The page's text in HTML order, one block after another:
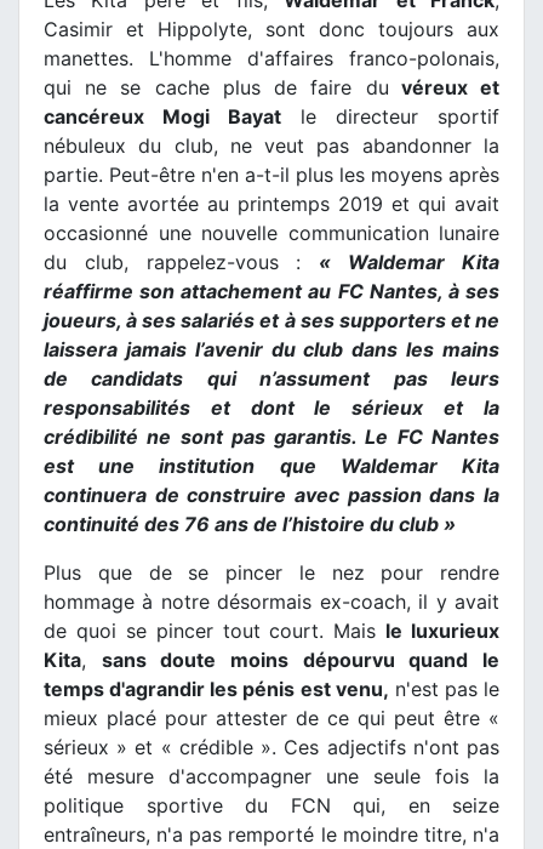
Casimir et Hippolyte, sont donc toujours aux
manettes. L'homme d'affaires franco-polonais,
qui ne se cache plus de faire du véreux et
cancéreux Mogi Bayat le directeur sportif
nébuleux du club, ne veut pas abandonner la
partie. Peut-être n'en a-t-il plus les moyens après
la vente avortée au printemps 2019 et qui avait
occasionné une nouvelle communication lunaire
du club, rappelez-vous : « Waldemar Kita
réaffirme son attachement au FC Nantes, à ses
joueurs, à ses salariés et à ses supporters et ne
laissera jamais l’avenir du club dans les mains
de candidats qui n’assument pas leurs
responsabilités et dont le sérieux et la
crédibilité ne sont pas garantis. Le FC Nantes
est une institution que Waldemar Kita
continuera de construire avec passion dans la
continuité des 76 ans de l’histoire du club »
Plus que de se pincer le nez pour rendre
hommage à notre désormais ex-coach, il y avait
de quoi se pincer tout court. Mais le luxurieux
Kita, sans doute moins dépourvu quand le
temps d'agrandir les pénis est venu, n'est pas le
mieux placé pour attester de ce qui peut être «
sérieux » et « crédible ». Ces adjectifs n'ont pas
été mesure d'accompagner une seule fois la
politique sportive du FCN qui, en seize
entraîneurs, n'a pas remporté le moindre titre, n'a